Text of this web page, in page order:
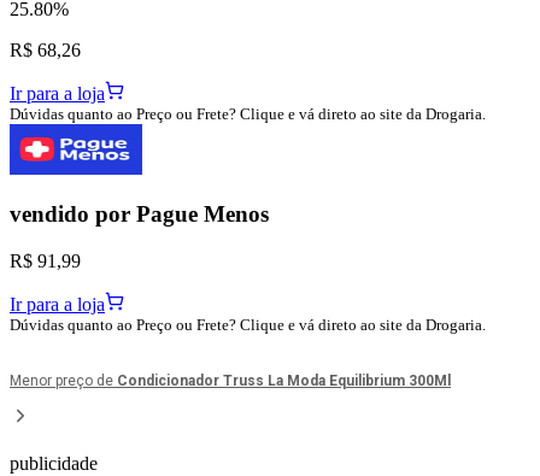
25.80%
R$ 68,26
Ir para a loja
Dúvidas quanto ao Preço ou Frete? Clique e vá direto ao site da Drogaria.
vendido por Pague Menos
R$ 91,99
Ir para a loja
Dúvidas quanto ao Preço ou Frete? Clique e vá direto ao site da Drogaria.
Menor preço de Condicionador Truss La Moda Equilibrium 300Ml
publicidade